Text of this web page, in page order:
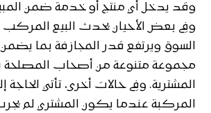
وقد يدخل أي منتج أو خدمة ضمن
وفي بعض الأحيان يحدث البيع
السوق ويرتفع قدر المجازفة بما يضمن
مجموعة متنوعة من أصحاب المصلحة
المشترية. وفي حالات أخرى، تأتي الحاجة
المركبة عندما يكون المشتري لم يجرب